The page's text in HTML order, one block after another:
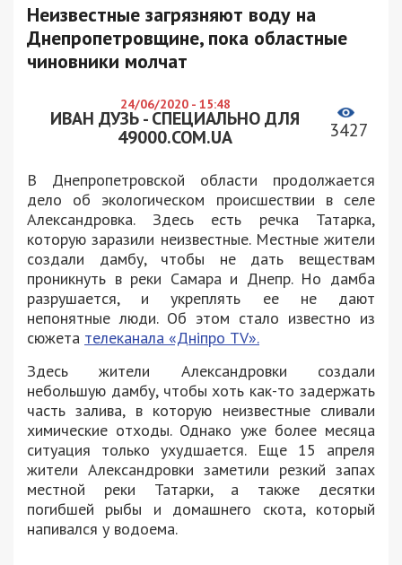
Неизвестные загрязняют воду на
Днепропетровщине, пока областные
чиновники молчат
24/06/2020 - 15:48
ИВАН ДУЗЬ - СПЕЦИАЛЬНО ДЛЯ
49000.COM.UA
3427
В Днепропетровской области продолжается
дело об экологическом происшествии в селе
Александровка. Здесь есть речка Татарка,
которую заразили неизвестные. Местные жители
создали дамбу, чтобы не дать веществам
проникнуть в реки Самара и Днепр. Но дамба
разрушается, и укреплять ее не дают
непонятные люди. Об этом стало известно из
сюжета телеканала «Дніпро TV».
Здесь жители Александровки создали
небольшую дамбу, чтобы хоть как-то задержать
часть залива, в которую неизвестные сливали
химические отходы. Однако уже более месяца
ситуация только ухудшается. Еще 15 апреля
жители Александровки заметили резкий запах
местной реки Татарки, а также десятки
погибшей рыбы и домашнего скота, который
напивался у водоема.